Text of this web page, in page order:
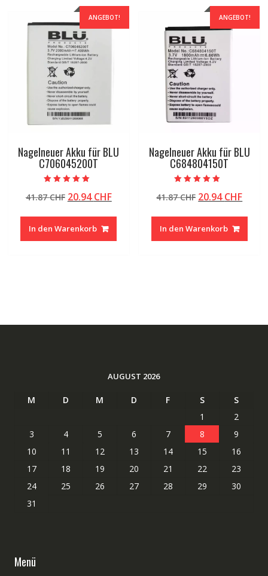
ANGEBOT!
Nagelneuer Akku für BLU
C706045200T
5.00
von 5
41.87CHF Ursprünglicher
war:
41.87 CHF
20.94CHFAktueller
In den Warenkorb
ANGEBOT!
Nagelneuer Akku für BLU
C684804150T
5.00
von 5
41.87CHF Ursprünglicher
war:
41.87 CHF
20.94CHF
In den Warenkorb
AUGUST 2026
M D M D F S
S
1
2
3
4 5 6 7 8
9
10
11 12 13 14 15
16
17
18 19 20 21 22
23
24
25 26 27 28 29
30
31
Menü